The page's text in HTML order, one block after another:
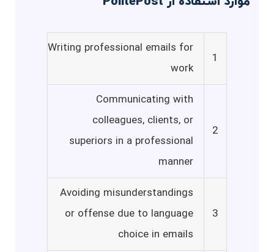
1
Writing professional emails for
work
2
Communicating with
colleagues, clients, or
superiors in a professional
manner
3
Avoiding misunderstandings
or offense due to language
choice in emails